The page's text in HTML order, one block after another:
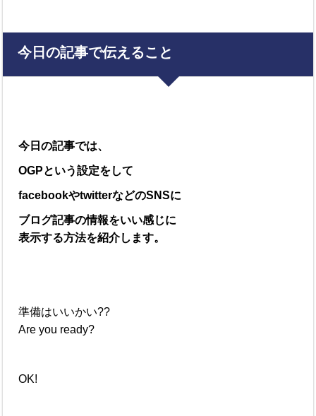
今日の記事で伝えること
今日の記事では、
OGPという設定をして
facebookやtwitterなどのSNSに
ブログ記事の情報をいい感じに
表示する方法を紹介します。
準備はいいかい??
Are you ready?
OK!